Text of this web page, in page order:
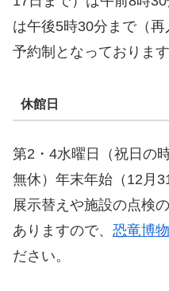
は午後5時30分まで（再
予約制となっております
休館日
第2・4水曜日（祝日の
無休）年末年始（12月
展示替えや施設の点検
ありますので、 恐竜博
ださい。